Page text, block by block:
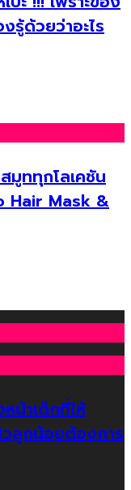
รู้ด้วยว่าอะไร
มูททุกโลเคชัน
Hair Mask &
น้าเด็กที่ให้
วลูกน้อยต้องการ